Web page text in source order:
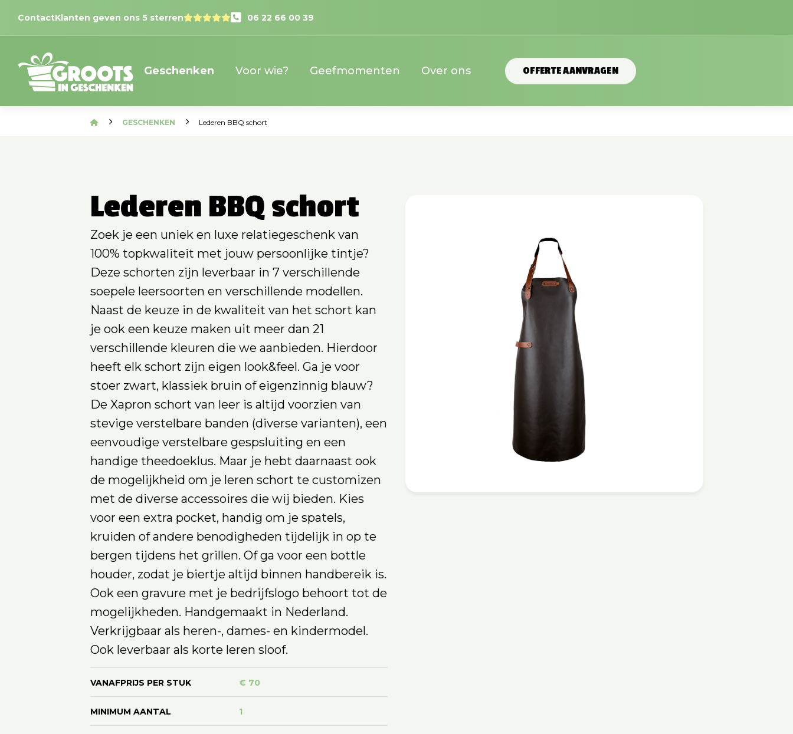
Geschenken Voor wie? Geefmomenten Over ons OFFERTE AANVRAGEN
ContactKlanten geven ons 5 sterren 06 22 66 00 39
GESCHENKEN Lederen BBQ schort
Lederen BBQ schort
Zoek je een uniek en luxe relatiegeschenk van
100% topkwaliteit met jouw persoonlijke tintje?
Deze schorten zijn leverbaar in 7 verschillende
soepele leersoorten en verschillende modellen.
Naast de keuze in de kwaliteit van het schort kan
je ook een keuze maken uit meer dan 21
verschillende kleuren die we aanbieden. Hierdoor
heeft elk schort zijn eigen look&feel. Ga je voor
stoer zwart, klassiek bruin of eigenzinnig blauw?
De Xapron schort van leer is altijd voorzien van
stevige verstelbare banden (diverse varianten), een
eenvoudige verstelbare gespsluiting en een
handige theedoeklus. Maar je hebt daarnaast ook
de mogelijkheid om je leren schort te customizen
met de diverse accessoires die wij bieden. Kies
voor een extra pocket, handig om je spatels,
kruiden of andere benodigheden tijdelijk in op te
bergen tijdens het grillen. Of ga voor een bottle
houder, zodat je biertje altijd binnen handbereik is.
Ook een gravure met je bedrijfslogo behoort tot de
mogelijkheden. Handgemaakt in Nederland.
Verkrijgbaar als heren-, dames- en kindermodel.
Ook leverbaar als korte leren sloof.
VANAFPRIJS PER STUK € 70
MINIMUM AANTAL 1